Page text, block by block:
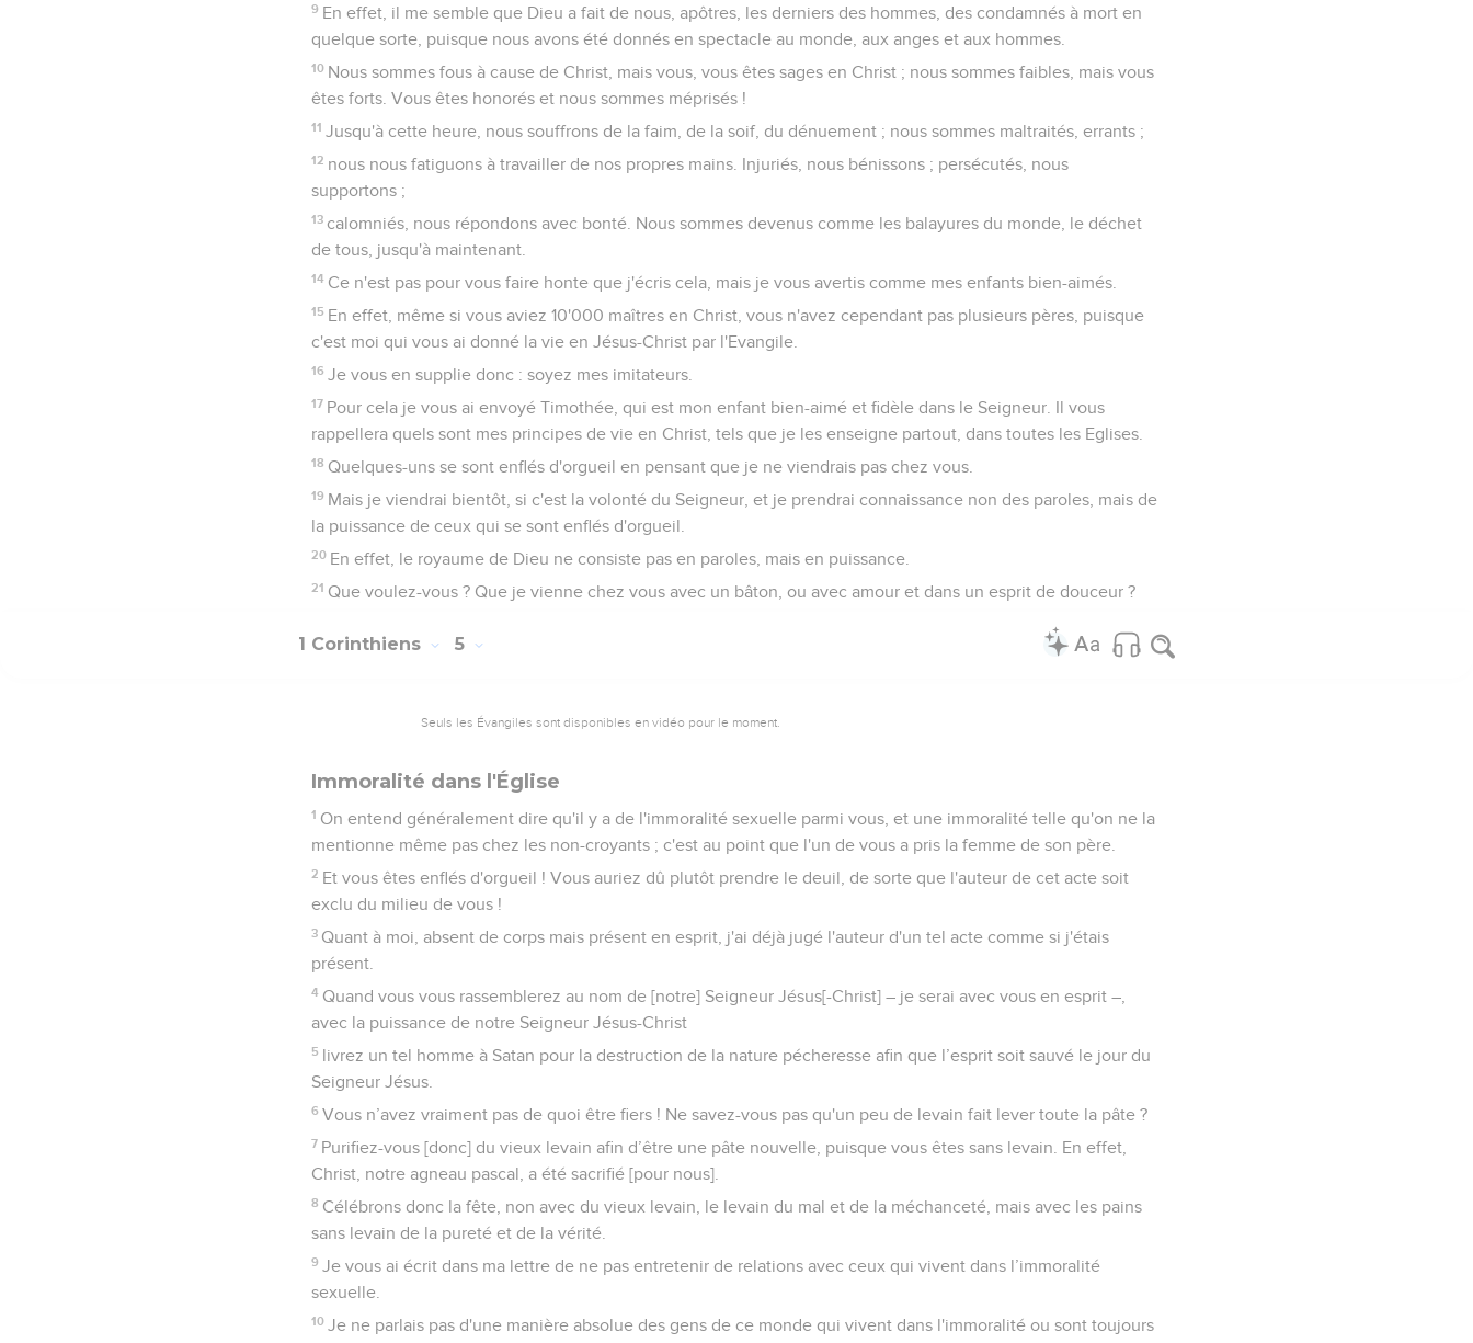
9 En effet, il me semble que Dieu a fait de nous, apôtres, les derniers des hommes, des condamnés à mort en
quelque sorte, puisque nous avons été donnés en spectacle au monde, aux anges et aux hommes.
10 Nous sommes fous à cause de Christ, mais vous, vous êtes sages en Christ ; nous sommes faibles, mais vous
êtes forts. Vous êtes honorés et nous sommes méprisés !
11 Jusqu'à cette heure, nous souffrons de la faim, de la soif, du dénuement ; nous sommes maltraités, errants ;
12 nous nous fatiguons à travailler de nos propres mains. Injuriés, nous bénissons ; persécutés, nous
supportons ;
13 calomniés, nous répondons avec bonté. Nous sommes devenus comme les balayures du monde, le déchet
de tous, jusqu'à maintenant.
14 Ce n'est pas pour vous faire honte que j'écris cela, mais je vous avertis comme mes enfants bien-aimés.
15 En effet, même si vous aviez 10'000 maîtres en Christ, vous n'avez cependant pas plusieurs pères, puisque
c'est moi qui vous ai donné la vie en Jésus-Christ par l'Evangile.
16 Je vous en supplie donc : soyez mes imitateurs.
17 Pour cela je vous ai envoyé Timothée, qui est mon enfant bien-aimé et fidèle dans le Seigneur. Il vous
rappellera quels sont mes principes de vie en Christ, tels que je les enseigne partout, dans toutes les Eglises.
18 Quelques-uns se sont enflés d'orgueil en pensant que je ne viendrais pas chez vous.
19 Mais je viendrai bientôt, si c'est la volonté du Seigneur, et je prendrai connaissance non des paroles, mais de
la puissance de ceux qui se sont enflés d'orgueil.
20 En effet, le royaume de Dieu ne consiste pas en paroles, mais en puissance.
21 Que voulez-vous ? Que je vienne chez vous avec un bâton, ou avec amour et dans un esprit de douceur ?
1 Corinthiens 5
Seuls les Évangiles sont disponibles en vidéo pour le moment.
Immoralité dans l'Église
1 On entend généralement dire qu'il y a de l'immoralité sexuelle parmi vous, et une immoralité telle qu'on ne la
mentionne même pas chez les non-croyants ; c'est au point que l'un de vous a pris la femme de son père.
2 Et vous êtes enflés d'orgueil ! Vous auriez dû plutôt prendre le deuil, de sorte que l'auteur de cet acte soit
exclu du milieu de vous !
3 Quant à moi, absent de corps mais présent en esprit, j'ai déjà jugé l'auteur d'un tel acte comme si j'étais
présent.
4 Quand vous vous rassemblerez au nom de [notre] Seigneur Jésus[-Christ] – je serai avec vous en esprit –,
avec la puissance de notre Seigneur Jésus-Christ
5 livrez un tel homme à Satan pour la destruction de la nature pécheresse afin que l’esprit soit sauvé le jour du
Seigneur Jésus.
6 Vous n’avez vraiment pas de quoi être fiers ! Ne savez-vous pas qu'un peu de levain fait lever toute la pâte ?
7 Purifiez-vous [donc] du vieux levain afin d’être une pâte nouvelle, puisque vous êtes sans levain. En effet,
Christ, notre agneau pascal, a été sacrifié [pour nous].
8 Célébrons donc la fête, non avec du vieux levain, le levain du mal et de la méchanceté, mais avec les pains
sans levain de la pureté et de la vérité.
9 Je vous ai écrit dans ma lettre de ne pas entretenir de relations avec ceux qui vivent dans l’immoralité
sexuelle.
10 Je ne parlais pas d'une manière absolue des gens de ce monde qui vivent dans l'immoralité ou sont toujours